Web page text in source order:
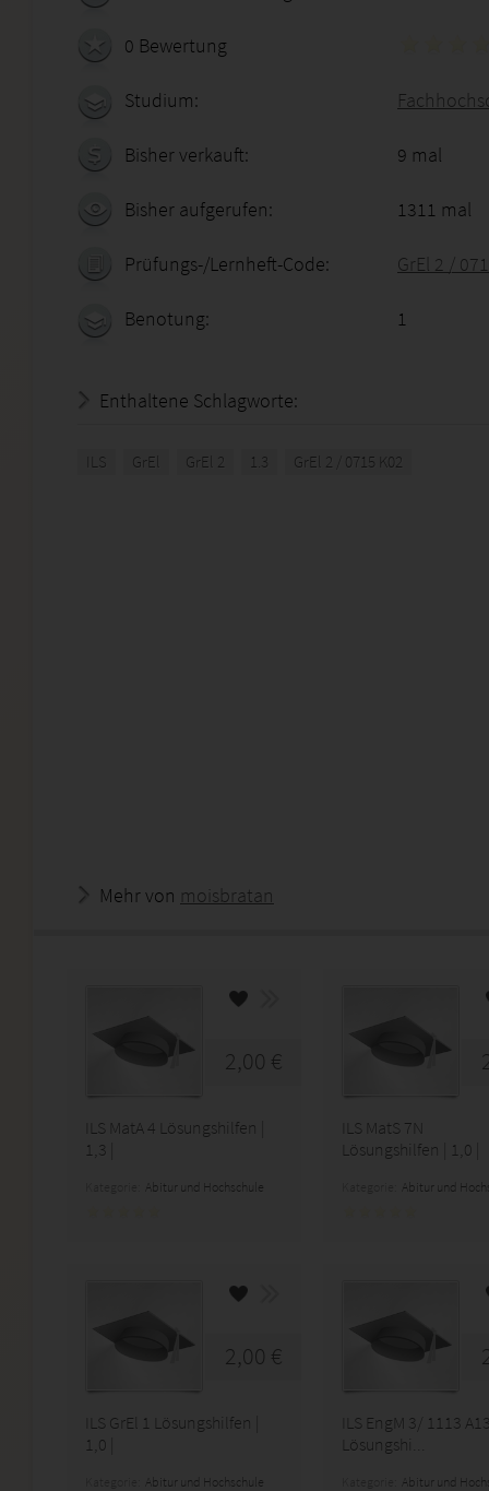
0 Bewertung
Studium:
Bisher verkauft: 9 mal
Bisher aufgerufen: 1311 mal
Prüfungs-/Lernheft-Code: GrEl 2 /
Benotung: 1
Enthaltene Schlagworte:
ILS GrEl GrEl 2 1.3 GrEl 2 / 0715 K02
Mehr von moisbratan
2,00 €
ILS MatA 4 Lösungshilfen |
1,3 |
Abitur und Hochschule
ILS MatS 7N
Lösungshilfen | 1,0 |
Abitur und
2,00 €
ILS GrEl 1 Lösungshilfen |
1,0 |
Abitur und Hochschule
ILS EngM 3/ 1113
Lösungshi...
Abitur und